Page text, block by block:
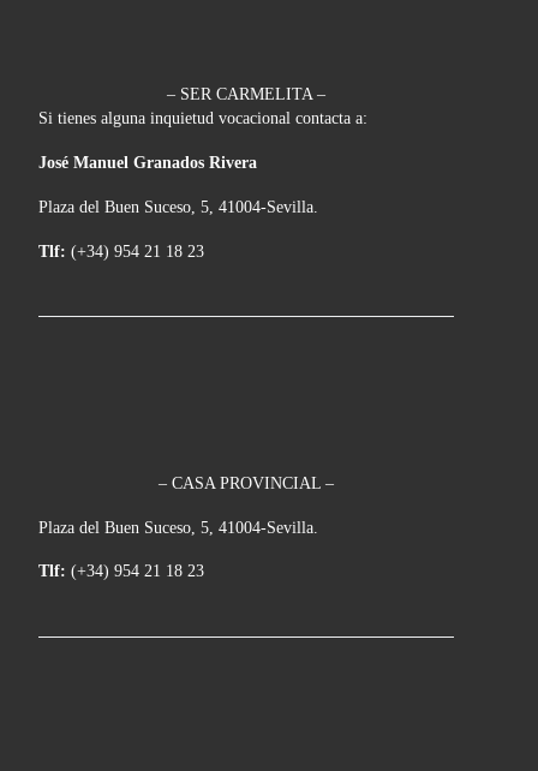
– SER CARMELITA –
Si tienes alguna inquietud vocacional contacta a:
José Manuel Granados Rivera
Plaza del Buen Suceso, 5, 41004-Sevilla.
Tlf: (+34) 954 21 18 23
– CASA PROVINCIAL –
Plaza del Buen Suceso, 5, 41004-Sevilla.
Tlf: (+34) 954 21 18 23